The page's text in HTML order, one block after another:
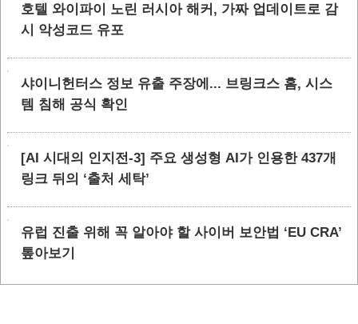
호텔 와이파이 노린 러시아 해커, 가짜 업데이트로 감
시 악성코드 유포
샤이니헌터스 정보 유출 주장에... 브링크스 홈, 시스
템 침해 공식 확인
[AI 시대의 인지전-3] 주요 생성형 AI가 인용한 437개
링크 뒤의 ‘출처 세탁’
유럽 진출 위해 꼭 알아야 할 사이버 보안법 ‘EU CRA’
톺아보기